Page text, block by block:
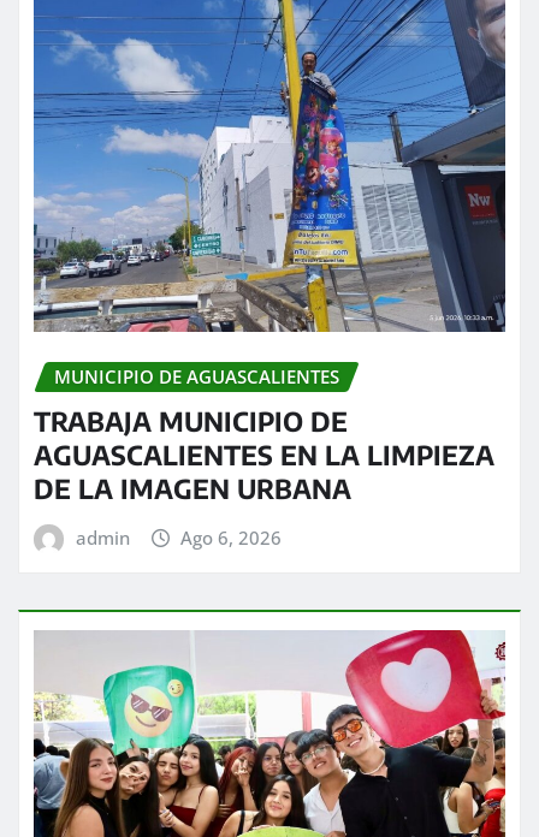
MUNICIPIO DE AGUASCALIENTES
TRABAJA MUNICIPIO DE
AGUASCALIENTES EN LA LIMPIEZA
DE LA IMAGEN URBANA
admin Ago 6, 2026